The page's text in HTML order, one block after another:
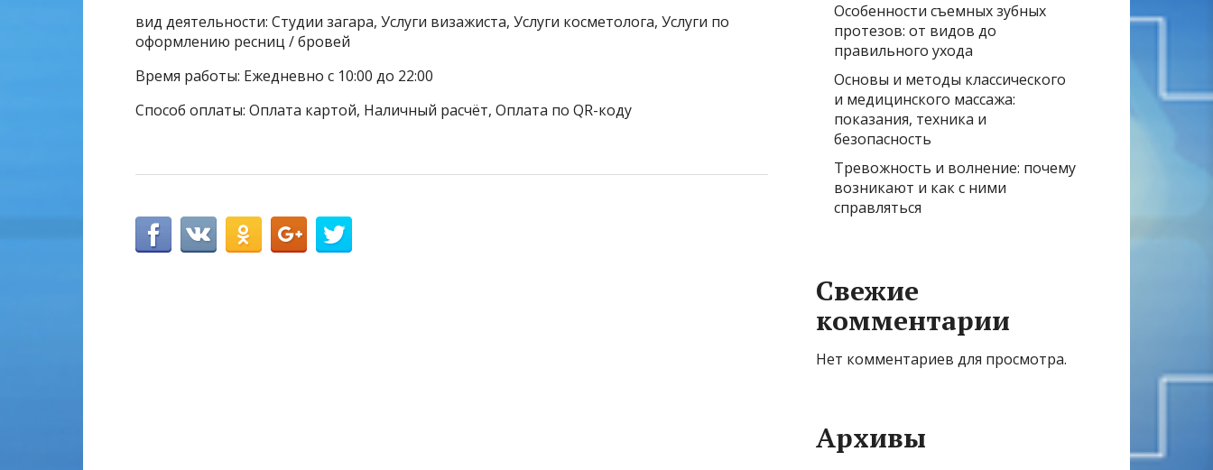
вид деятельности: Студии загара, Услуги визажиста, Услуги косметолога, Услуги по
оформлению ресниц / бровей
Время работы: Ежедневно с 10:00 до 22:00
Способ оплаты: Оплата картой, Наличный расчёт, Оплата по QR-коду
Особенности съемных зубных
протезов: от видов до
правильного ухода
Основы и методы классического
и медицинского массажа:
показания, техника и
безопасность
Тревожность и волнение: почему
возникают и как с ними
справляться
Свежие
комментарии
Нет комментариев для просмотра.
Архивы